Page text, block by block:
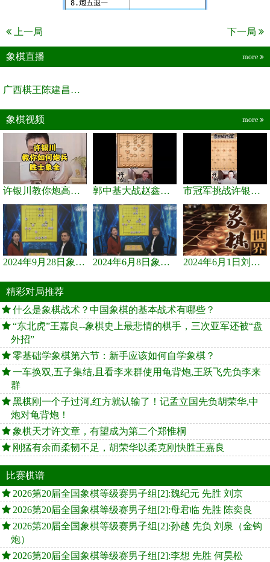
上一局 下一局
象棋直播 more
广西棋王陈建昌直播间
象棋视频 more
许银川教你炮高兵士象全如何赢士象全，简单四步即可 郭中基大战赵鑫鑫，许银川激情讲解 市冠军挑战许银川，急进中兵变化真激烈！
2024年9月28日象棋世界栏目，刘君、蒋川讲解了第九届杨官璘杯象棋... 2024年6月8日象棋世界，刘君、蒋川讲解了第九届杨官璘杯全国象棋... 2024年6月1日刘君、蒋川讲解第三届上海杯象棋大师赛谢靖与李少庚...
精彩对局推荐
什么是象棋战术？中国象棋的基本战术有哪些？
“东北虎”王嘉良--象棋史上最悲情的棋手，三次亚军还被“盘
外招”
零基础学象棋第六节：新手应该如何自学象棋？
一车换双,五子集结,且看李来群使用龟背炮,王跃飞先负李来
群
黑棋刚一个子过河,红方就认输了！记孟立国先负胡荣华,中
炮对龟背炮！
象棋天才许文章，有望成为第二个郑惟桐
刚猛有余而柔韧不足，胡荣华以柔克刚快胜王嘉良
比赛棋谱
2026第20届全国象棋等级赛男子组[2]:魏纪元 先胜 刘京
2026第20届全国象棋等级赛男子组[2]:母君临 先胜 陈奕良
2026第20届全国象棋等级赛男子组[2]:孙越 先负 刘泉（金钩
炮）
2026第20届全国象棋等级赛男子组[2]:李想 先胜 何昊松